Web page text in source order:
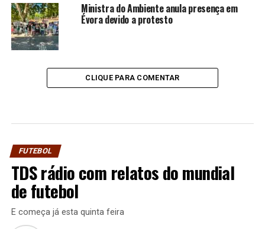
Ministra do Ambiente anula presença em
Évora devido a protesto
CLIQUE PARA COMENTAR
FUTEBOL
TDS rádio com relatos do mundial
de futebol
E começa já esta quinta feira